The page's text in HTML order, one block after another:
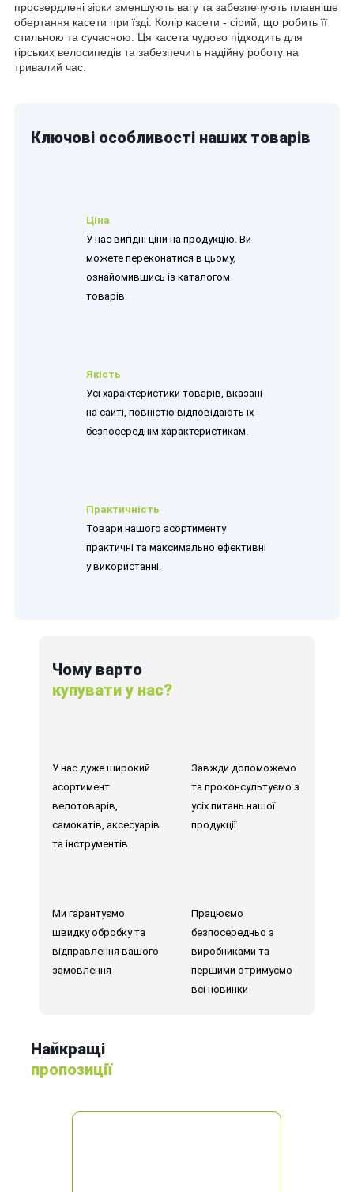
просвердлені зірки зменшують вагу та забезпечують плавніше
обертання касети при їзді. Колір касети - сірий, що робить її
стильною та сучасною. Ця касета чудово підходить для
гірських велосипедів та забезпечить надійну роботу на
тривалий час.
Ключові особливості наших товарів
Ціна
У нас вигідні ціни на продукцію. Ви
можете переконатися в цьому,
ознайомившись із каталогом
товарів.
Якість
Усі характеристики товарів, вказані
на сайті, повністю відповідають їх
безпосереднім характеристикам.
Практичність
Товари нашого асортименту
практичні та максимально ефективні
у використанні.
Чому варто
купувати у нас?
У нас дуже широкий
асортимент
велотоварів,
самокатів, аксесуарів
та інструментів
Завжди допоможемо
та проконсультуємо з
усіх питань нашої
продукції
Ми гарантуємо
швидку обробку та
відправлення вашого
замовлення
Працюємо
безпосередньо з
виробниками та
першими отримуємо
всі новинки
Найкращі
пропозиції